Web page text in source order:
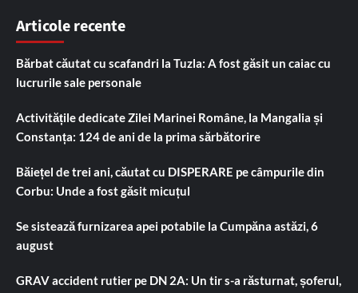
Articole recente
Bărbat căutat cu scafandri la Tuzla: A fost găsit un caiac cu
lucrurile sale personale
Activitățile dedicate Zilei Marinei Române, la Mangalia și
Constanța: 124 de ani de la prima sărbătorire
Băiețel de trei ani, căutat cu DISPERARE pe câmpurile din
Corbu: Unde a fost găsit micuțul
Se sistează furnizarea apei potabile la Cumpăna astăzi, 6
august
GRAV accident rutier pe DN 2A: Un tir s-a răsturnat, șoferul,